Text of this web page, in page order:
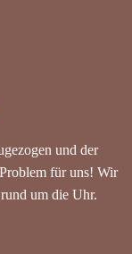
und der
für uns! Wir
um die Uhr.